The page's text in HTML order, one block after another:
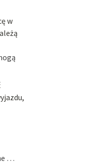
w
…